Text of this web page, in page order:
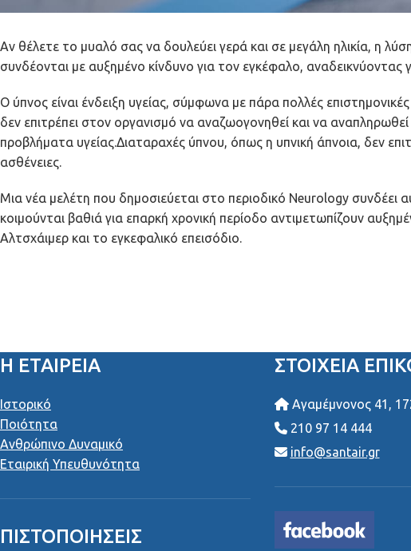
Αν θέλετε το μυαλό σας να δουλεύει γερά και σε μεγάλη ηλικία, η
συνδέονται με αυξημένο κίνδυνο για τον εγκέφαλο,
Ο ύπνος είναι ένδειξη υγείας, σύμφωνα με πάρα πολλές
δεν επιτρέπει στον οργανισμό να αναζωογονηθεί και να
προβλήματα υγείας.Διαταραχές ύπνου, όπως η υπνική άπνοια, δεν
ασθένειες.
Μια νέα μελέτη που δημοσιεύεται στο περιοδικό Neurology
κοιμούνται βαθιά για επαρκή χρονική περίοδο αντιμετωπίζουν
Αλτσχάιμερ και το εγκεφαλικό επεισόδιο.
Η ΕΤΑΙΡΕΙΑ
Ιστορικό
Ποιότητα
Ανθρώπινο Δυναμικό
Εταιρική Υπευθυνότητα
ΠΙΣΤΟΠΟΙΉΣΕΙΣ
ΣΤΟΙΧΕΊΑ
Αγαμέμνονος 41,
210 97 14 444
info@santair.gr